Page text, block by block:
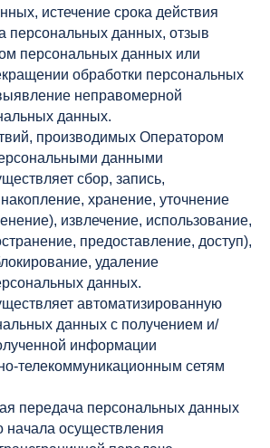
истечение срока действия
персональных данных, отзыв
персональных данных или
обработки персональных
неправомерной
данных.
производимых Оператором
данными
сбор, запись,
хранение, уточнение
извлечение, использование,
предоставление, доступ),
удаление
данных.
автоматизированную
данных с получением и/
информации
телекоммуникационным сетям
передача персональных данных
начала осуществления